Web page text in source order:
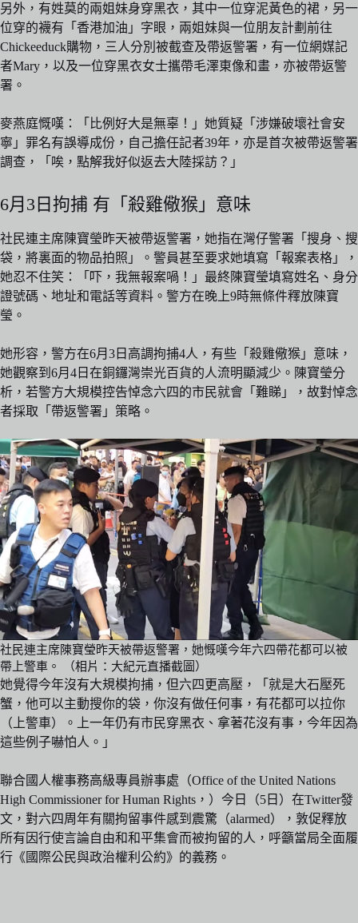
另外，有姓莫的兩姐妹身穿黑衣，其中一位穿泥黃色的裙，另一
位穿的襪有「香港加油」字眼，兩姐妹與一位朋友計劃前往
Chickeeduck購物，三人分別被截查及帶返警署，有一位網媒記
者Mary，以及一位穿黑衣女士攜帶毛澤東像和畫，亦被帶返警
署。
麥燕庭慨嘆：「比例好大是無辜！」她質疑「涉嫌破壞社會安
寧」罪名有誤導成份，自己擔任記者39年，亦是首次被帶返警署
調查，「唉，點解我好似返去大陸採訪？」
6月3日拘捕 有「殺雞儆猴」意味
社民連主席陳寶瑩昨天被帶返警署，她指在灣仔警署「搜身、搜
袋，將裏面的物品拍照」。警員甚至要求她填寫「報案表格」，
她忍不住笑：「吓，我無報案喎！」最終陳寶瑩填寫姓名、身分
證號碼、地址和電話等資料。警方在晚上9時無條件釋放陳寶
瑩。
她形容，警方在6月3日高調拘捕4人，有些「殺雞儆猴」意味，
她觀察到6月4日在銅鑼灣崇光百貨的人流明顯減少。陳寶瑩分
析，若警方大規模控告悼念六四的市民就會「難睇」，故對悼念
者採取「帶返警署」策略。
社民連主席陳寶瑩昨天被帶返警署，她慨嘆今年六四帶花都可以被
帶上警車。 （相片：大紀元直播截圖）
她覺得今年沒有大規模拘捕，但六四更高壓，「就是大石壓死
蟹，他可以主動搜你的袋，你沒有做任何事，有花都可以拉你
（上警車）。上一年仍有市民穿黑衣、拿著花沒有事，今年因為
這些例子嚇怕人。」
聯合國人權事務高級專員辦事處（Office of the United Nations
High Commissioner for Human Rights，）今日（5日）在Twitter發
文，對六四周年有關拘留事件感到震驚（alarmed），敦促釋放
所有因行使言論自由和和平集會而被拘留的人，呼籲當局全面履
行《國際公民與政治權利公約》的義務。